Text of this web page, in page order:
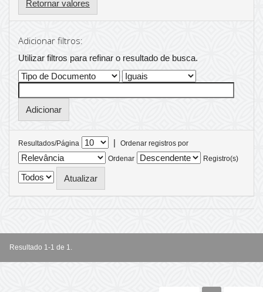
Retornar valores
Adicionar filtros:
Utilizar filtros para refinar o resultado de busca.
Resultados/Página |
Ordenar registros por
Ordenar
Registro(s)
Resultado 1-1 de 1.